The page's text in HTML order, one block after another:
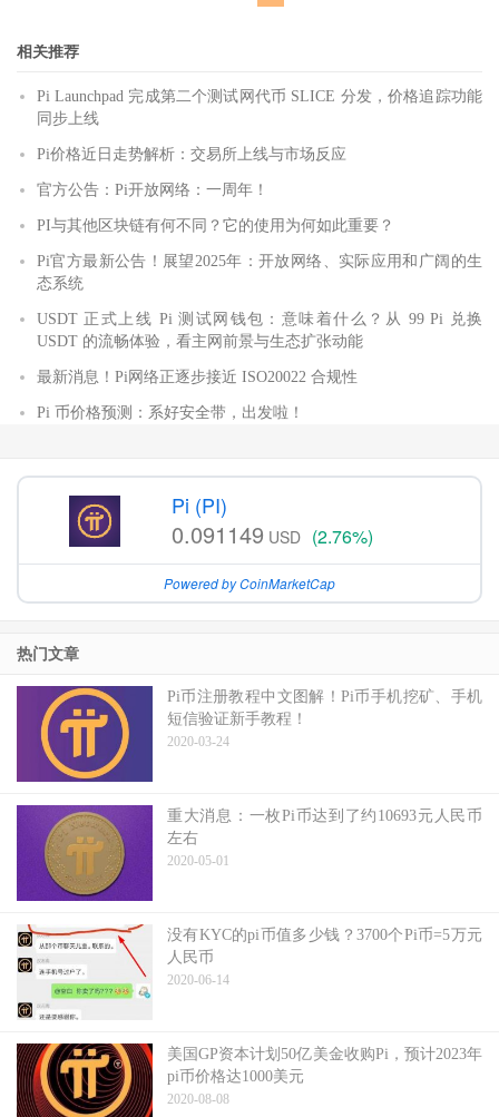
相关推荐
Pi Launchpad 完成第二个测试网代币 SLICE 分发，价格追踪功能
同步上线
Pi价格近日走势解析：交易所上线与市场反应
官方公告：Pi开放网络：一周年！
PI与其他区块链有何不同？它的使用为何如此重要？
Pi官方最新公告！展望2025年：开放网络、实际应用和广阔的生
态系统
USDT 正式上线 Pi 测试网钱包：意味着什么？从 99 Pi 兑换
USDT 的流畅体验，看主网前景与生态扩张动能
最新消息！Pi网络正逐步接近 ISO20022 合规性
Pi 币价格预测：系好安全带，出发啦！
Pi (PI)
0.091149 USD (2.76%)
Powered by CoinMarketCap
热门文章
Pi币注册教程中文图解！Pi币手机挖矿、手机
短信验证新手教程！
2020-03-24
重大消息：一枚Pi币达到了约10693元人民币
左右
2020-05-01
没有KYC的pi币值多少钱？3700个Pi币=5万元
人民币
2020-06-14
美国GP资本计划50亿美金收购Pi，预计2023年
pi币价格达1000美元
2020-08-08